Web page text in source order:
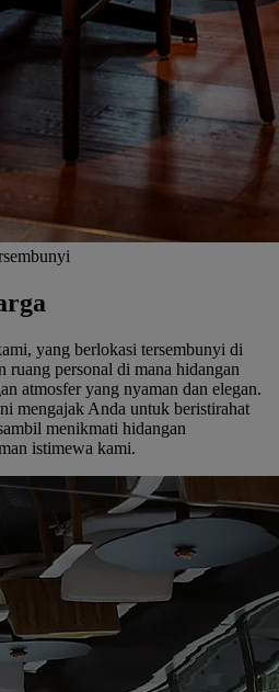
yang berlokasi tersembunyi di
ruang personal di mana hidangan
atmosfer yang nyaman dan elegan.
mengajak Anda untuk beristirahat
menikmati hidangan
istimewa kami.